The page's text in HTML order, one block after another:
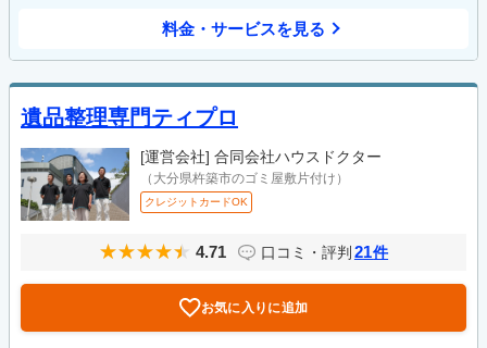
料金・サービスを見る
遺品整理専門ティプロ
[運営会社] 合同会社ハウスドクター
（大分県杵築市のゴミ屋敷片付け）
クレジットカードOK
4.71 口コミ・評判21件
お気に入りに追加